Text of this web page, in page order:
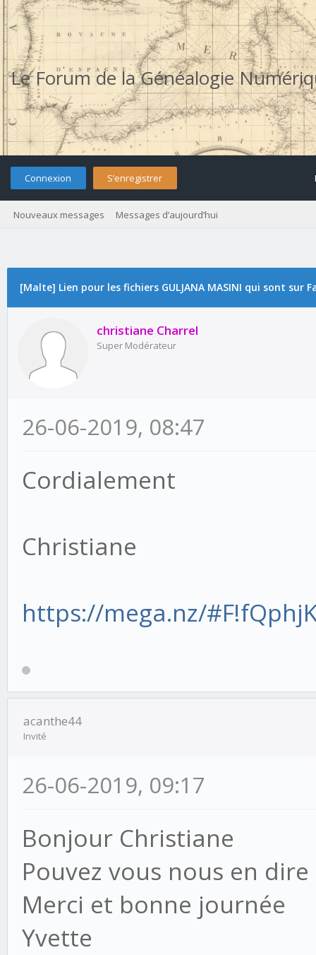
Le Forum de la Généalogie
Connexion S’enregistrer
Nouveaux messages Messages d’aujourd’hui
[Malte] Lien pour les fichiers GULJANA MASINI qui sont sur
christiane Charrel
Super Modérateur
26-06-2019, 08:47
Cordialement
Christiane
https://mega.nz/
acanthe44
Invité
26-06-2019, 09:17
Bonjour Christiane
Pouvez vous nous en
Merci et bonne journée
Yvette